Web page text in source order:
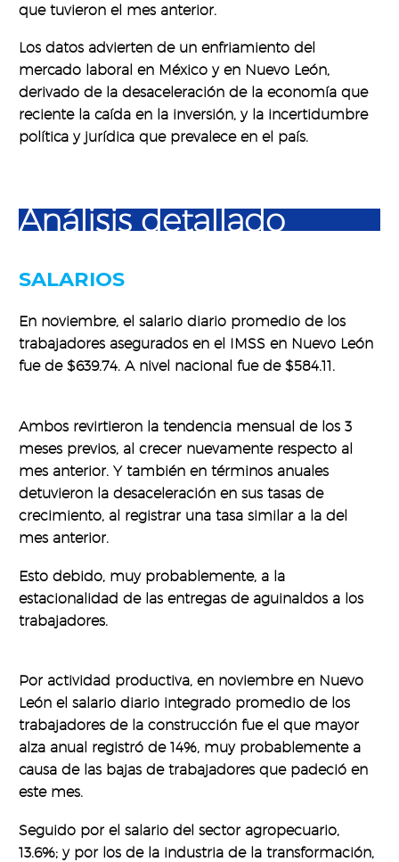
que tuvieron el mes anterior.
Los datos advierten de un enfriamiento del
mercado laboral en México y en Nuevo León,
derivado de la desaceleración de la economía que
reciente la caída en la inversión, y la incertidumbre
política y jurídica que prevalece en el país.
Análisis detallado
SALARIOS
En noviembre, el salario diario promedio de los
trabajadores asegurados en el IMSS en Nuevo León
fue de $639.74. A nivel nacional fue de $584.11.
Ambos revirtieron la tendencia mensual de los 3
meses previos, al crecer nuevamente respecto al
mes anterior. Y también en términos anuales
detuvieron la desaceleración en sus tasas de
crecimiento, al registrar una tasa similar a la del
mes anterior.
Esto debido, muy probablemente, a la
estacionalidad de las entregas de aguinaldos a los
trabajadores.
Por actividad productiva, en noviembre en Nuevo
León el salario diario integrado promedio de los
trabajadores de la construcción fue el que mayor
alza anual registró de 14%, muy probablemente a
causa de las bajas de trabajadores que padeció en
este mes.
Seguido por el salario del sector agropecuario,
13.6%; y por los de la industria de la transformación,